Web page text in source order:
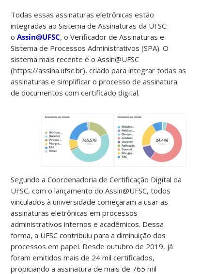
Todas essas assinaturas eletrônicas estão
integradas ao Sistema de Assinaturas da UFSC:
oAssin@UFSC, o Verificador de Assinaturas e
Sistema de Processos Administrativos (SPA). O
sistema mais recente é o Assin@UFSC
(https://assina.ufsc.br), criado para integrar todas as
assinaturas e simplificar o processo de assinatura
de documentos com certificado digital.
Segundo a Coordenadoria de Certificação Digital da
UFSC, com o lançamento do Assin@UFSC, todos
vinculados à universidade começaram a usar as
assinaturas eletrônicas em processos
administrativos internos e acadêmicos. Dessa
forma, a UFSC contribuiu para a diminuição dos
processos em papel. Desde outubro de 2019, já
foram emitidos mais de 24 mil certificados,
propiciando a assinatura de mais de 765 mil